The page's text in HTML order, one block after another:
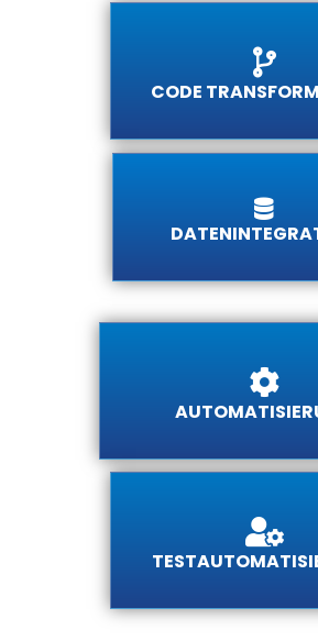
CODE